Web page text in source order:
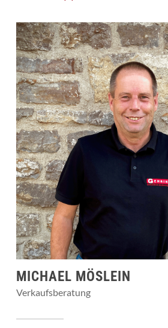
MICHAEL MÖSLEIN
Verkaufsberatung